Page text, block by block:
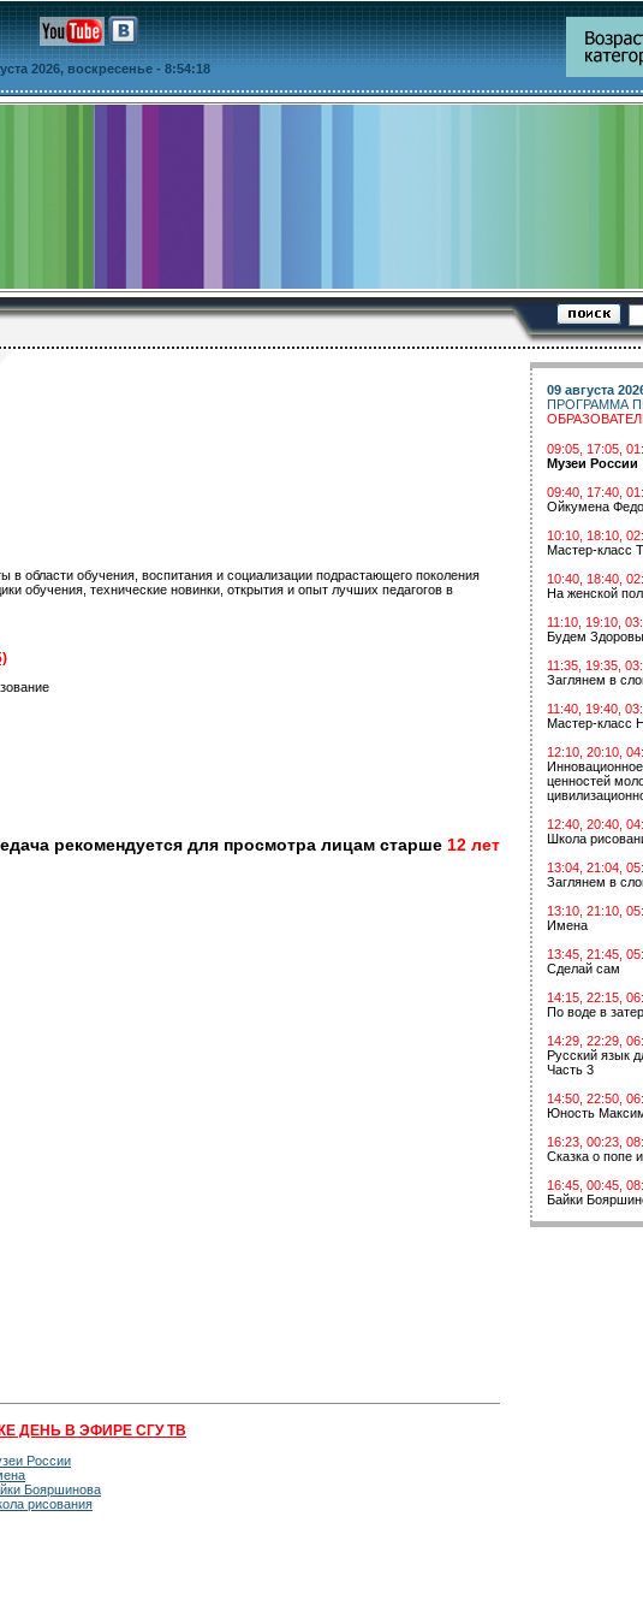
2026, воскресенье - 8:54:18
области обучения, воспитания и социализации подрастающего поколения
обучения, технические новинки, открытия и опыт лучших педагогов в
рекомендуется для просмотра лицам старше 12 лет
ДЕНЬ В ЭФИРЕ СГУ ТВ
России
Бояршинова
рисования
09 августа
ПРОГРАММА
09:05, 17:05,
Музеи России
09:40, 17:40,
Ойкумена
10:10, 18:10,
Мастер-класс
10:40, 18:40,
На женской
11:10, 19:10,
Будем
11:35, 19:35,
Заглянем в
11:40, 19:40,
Мастер-класс
12:10, 20:10,
ценностей
12:40, 20:40,
Школа
13:04, 21:04,
Заглянем в
13:10, 21:10,
Имена
13:45, 21:45,
Сделай сам
14:15, 22:15,
По воде в
14:29, 22:29,
Русский язык
Часть 3
14:50, 22:50,
Юность
16:23, 00:23,
Сказка о попе
16:45, 00:45,
Байки